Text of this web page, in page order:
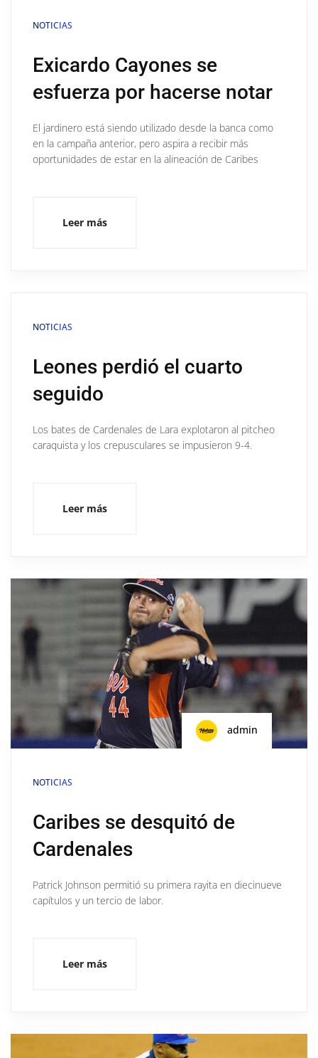
NOTICIAS
Exicardo Cayones se
esfuerza por hacerse notar
El jardinero está siendo utilizado desde la banca como
en la campaña anterior, pero aspira a recibir más
oportunidades de estar en la alineación de Caribes
Leer más
NOTICIAS
Leones perdió el cuarto
seguido
Los bates de Cardenales de Lara explotaron al pitcheo
caraquista y los crepusculares se impusieron 9-4.
Leer más
admin
NOTICIAS
Caribes se desquitó de
Cardenales
Patrick Johnson permitió su primera rayita en diecinueve
capítulos y un tercio de labor.
Leer más